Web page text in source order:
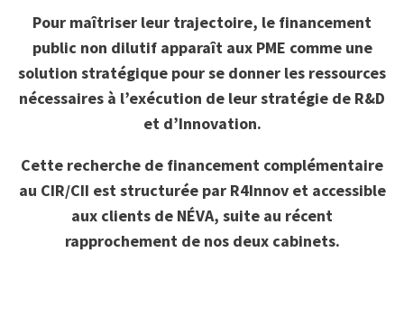
Pour maîtriser leur trajectoire, le financement
public non dilutif apparaît aux PME comme une
solution stratégique pour se donner les ressources
nécessaires à l’exécution de leur stratégie de R&D
et d’Innovation.
Cette recherche de financement complémentaire
au CIR/CII est structurée par R4Innov et accessible
aux clients de NÉVA, suite au récent
rapprochement de nos deux cabinets.